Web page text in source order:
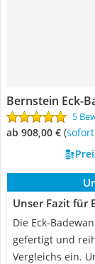
Bernstein Eck-
5
ab 908,00 € (
Unser Fazit für
Die Eck-
gefertigt und
Vergleichs ein.